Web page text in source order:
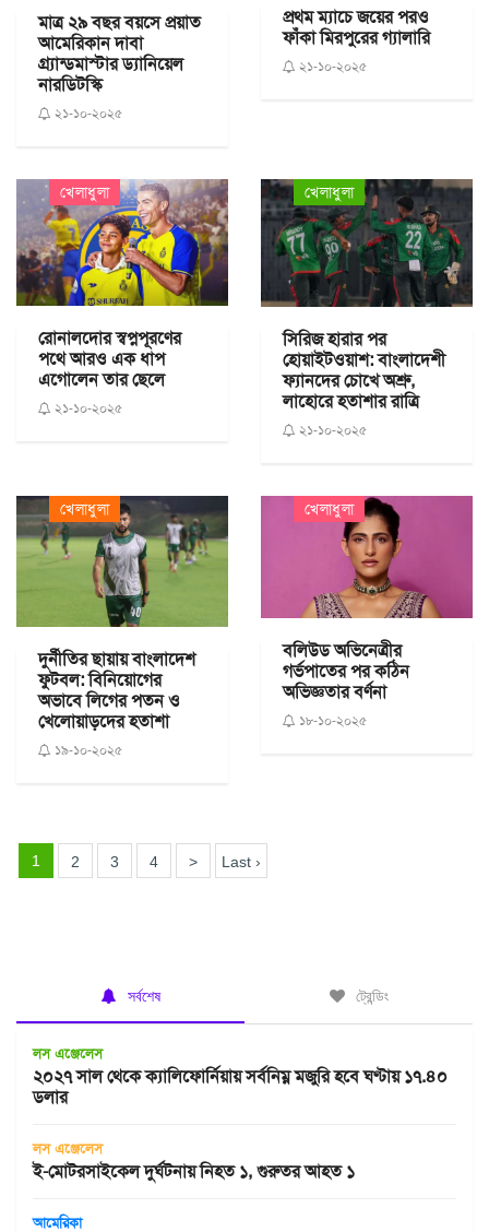
মাত্র ২৯ বছর বয়সে প্রয়াত
আমেরিকান দাবা
গ্র্যান্ডমাস্টার ড্যানিয়েল
নারডিটস্কি
২১-১০-২০২৫
প্রথম ম্যাচে জয়ের পরও
ফাঁকা মিরপুরের গ্যালারি
২১-১০-২০২৫
খেলাধুলা
রোনালদোর স্বপ্নপূরণের
পথে আরও এক ধাপ
এগোলেন তার ছেলে
২১-১০-২০২৫
খেলাধুলা
সিরিজ হারার পর
হোয়াইটওয়াশ: বাংলাদেশী
ফ্যানদের চোখে অশ্রু,
লাহোরে হতাশার রাত্রি
২১-১০-২০২৫
খেলাধুলা
দুর্নীতির ছায়ায় বাংলাদেশ
ফুটবল: বিনিয়োগের
অভাবে লিগের পতন ও
খেলোয়াড়দের হতাশা
১৯-১০-২০২৫
খেলাধুলা
বলিউড অভিনেত্রীর
গর্ভপাতের পর কঠিন
অভিজ্ঞতার বর্ণনা
১৮-১০-২০২৫
1 2 3 4 > Last ›
সর্বশেষ ট্রেন্ডিং
লস এঞ্জেলেস
২০২৭ সাল থেকে ক্যালিফোর্নিয়ায় সর্বনিম্ন মজুরি হবে ঘণ্টায় ১৭.৪০
ডলার
লস এঞ্জেলেস
ই-মোটরসাইকেল দুর্ঘটনায় নিহত ১, গুরুতর আহত ১
আমেরিকা